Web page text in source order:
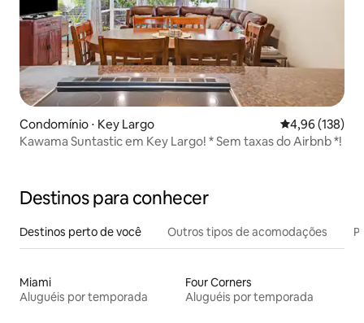
Condomínio ⋅ Key Largo 4,96 de uma
4,96 (138)
Kawama Suntastic em Key Largo! * Sem taxas do Airbnb *!
Destinos para conhecer
Destinos perto de você Outros tipos de acomodações
Miami
Aluguéis por temporada
Four Corners
Aluguéis por temporada